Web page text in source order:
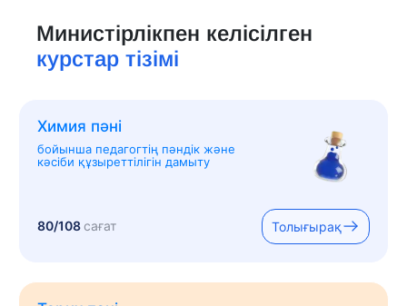
Министірлікпен келісілген
курстар тізімі
Химия пәні
бойынша педагогтің пәндік және
кәсіби құзыреттілігін дамыту
80/108сағат Толығырақ